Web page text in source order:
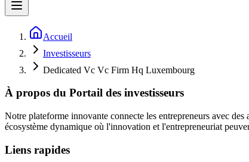
Accueil
Investisseurs
Dedicated Vc Vc Firm Hq Luxembourg
À propos du Portail des investisseurs
Notre plateforme innovante connecte les entrepreneurs avec
écosystème dynamique où l'innovation et l'entrepreneuriat
Liens rapides